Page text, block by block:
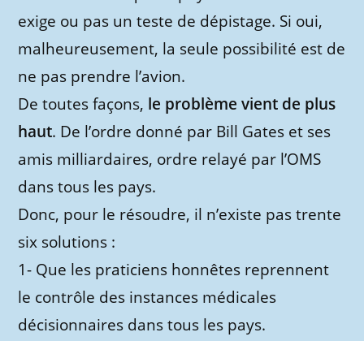
exige ou pas un teste de dépistage. Si oui,
malheureusement, la seule possibilité est de
ne pas prendre l’avion.
De toutes façons, le problème vient de plus
haut. De l’ordre donné par Bill Gates et ses
amis milliardaires, ordre relayé par l’OMS
dans tous les pays.
Donc, pour le résoudre, il n’existe pas trente
six solutions :
1- Que les praticiens honnêtes reprennent
le contrôle des instances médicales
décisionnaires dans tous les pays.